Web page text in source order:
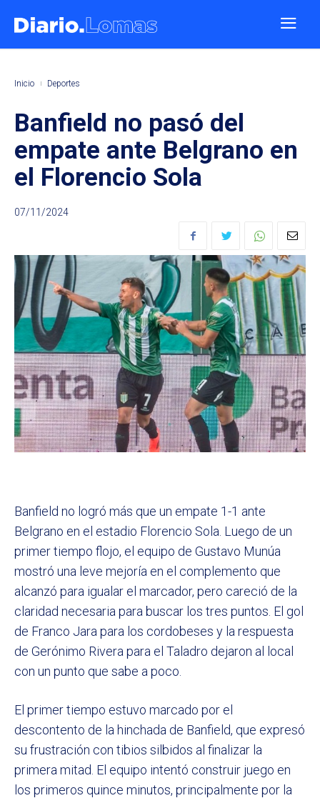
Inicio Deportes
Banfield no pasó del
empate ante Belgrano en
el Florencio Sola
07/11/2024
Banfield no logró más que un empate 1-1 ante
Belgrano en el estadio Florencio Sola. Luego de un
primer tiempo flojo, el equipo de Gustavo Munúa
mostró una leve mejoría en el complemento que
alcanzó para igualar el marcador, pero careció de la
claridad necesaria para buscar los tres puntos. El gol
de Franco Jara para los cordobeses y la respuesta
de Gerónimo Rivera para el Taladro dejaron al local
con un punto que sabe a poco.
El primer tiempo estuvo marcado por el
descontento de la hinchada de Banfield, que expresó
su frustración con tibios silbidos al finalizar la
primera mitad. El equipo intentó construir juego en
los primeros quince minutos, principalmente por la